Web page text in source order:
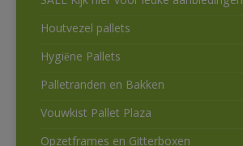
Houtvezel pallets
Hygiëne Pallets
Palletranden en Bakken
Vouwkist Pallet Plaza